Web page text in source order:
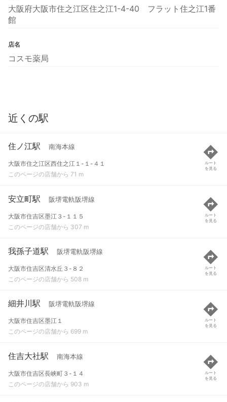
大阪府大阪市住之江区住之江1-4-40 フラット住之江1番
館
店名
コスモ薬局
近くの駅
住ノ江駅 南海本線
大阪市住之江区西住之江１-１-４１
このページの店舗から 71 m
ルート
を見る
安立町駅 阪堺電軌阪堺線
大阪市住吉区墨江３-１１５
このページの店舗から 307 m
ルート
を見る
我孫子道駅 阪堺電軌阪堺線
大阪市住吉区清水丘３-８２
このページの店舗から 508 m
ルート
を見る
細井川駅 阪堺電軌阪堺線
大阪市住吉区墨江１
このページの店舗から 699 m
ルート
を見る
住吉大社駅 南海本線
大阪市住吉区長峡町３-１４
このページの店舗から 903 m
ルート
を見る